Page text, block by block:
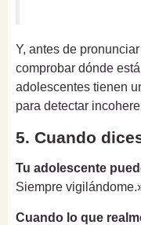
Y, antes de
comprobar dónde
adolescentes tienen
para detectar
5. Cuando
Tu adolescente
Siempre
Cuando lo que